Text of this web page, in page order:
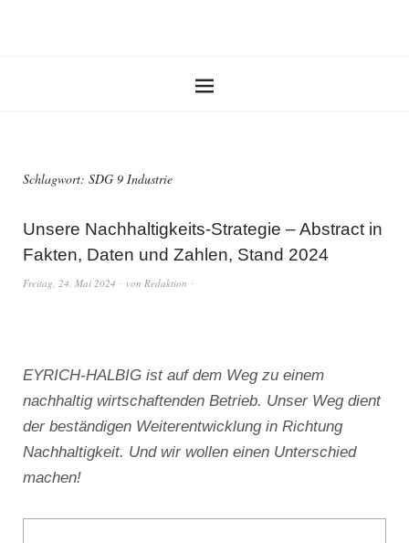
Schlagwort: SDG 9 Industrie
Unsere Nachhaltigkeits-Strategie – Abstract in
Fakten, Daten und Zahlen, Stand 2024
Freitag, 24. Mai 2024 von Redaktion
EYRICH-HALBIG ist auf dem Weg zu einem
nachhaltig wirtschaftenden Betrieb. Unser Weg dient
der beständigen Weiterentwicklung in Richtung
Nachhaltigkeit. Und wir wollen einen Unterschied
machen!